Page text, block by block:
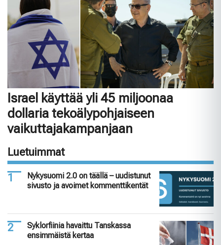
Israel käyttää yli 45 miljoonaa
dollaria tekoälypohjaiseen
vaikuttajakampanjaan
Luetuimmat
Nykysuomi 2.0 on täällä – uudistunut
sivusto ja avoimet kommenttikentät
Syklorfiinia havaittu Tanskassa
ensimmäistä kertaa